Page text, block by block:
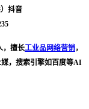
抖音
，擅长工业品网络营销，
，搜索引擎如百度等AI